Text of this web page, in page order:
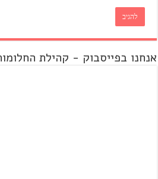
אנחנו בפייסבוק - קהילת